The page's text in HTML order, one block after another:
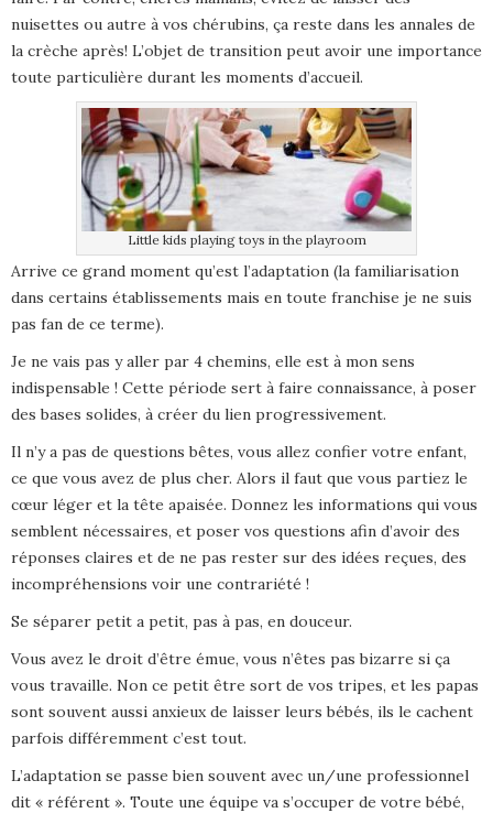
nuisettes ou autre à vos chérubins, ça reste dans les annales de
la crèche après! L’objet de transition peut avoir une importance
toute particulière durant les moments d’accueil.
Little kids playing toys in the playroom
Arrive ce grand moment qu’est l’adaptation (la familiarisation
dans certains établissements mais en toute franchise je ne suis
pas fan de ce terme).
Je ne vais pas y aller par 4 chemins, elle est à mon sens
indispensable ! Cette période sert à faire connaissance, à poser
des bases solides, à créer du lien progressivement.
Il n’y a pas de questions bêtes, vous allez confier votre enfant,
ce que vous avez de plus cher. Alors il faut que vous partiez le
cœur léger et la tête apaisée. Donnez les informations qui vous
semblent nécessaires, et poser vos questions afin d’avoir des
réponses claires et de ne pas rester sur des idées reçues, des
incompréhensions voir une contrariété !
Se séparer petit a petit, pas à pas, en douceur.
Vous avez le droit d’être émue, vous n’êtes pas bizarre si ça
vous travaille. Non ce petit être sort de vos tripes, et les papas
sont souvent aussi anxieux de laisser leurs bébés, ils le cachent
parfois différemment c’est tout.
L’adaptation se passe bien souvent avec un/une professionnel
dit « référent ». Toute une équipe va s’occuper de votre bébé,